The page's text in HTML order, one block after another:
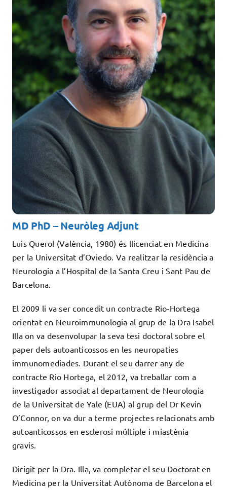
Docència
Serveis
Com col·laborar?
MD PhD – Neuròleg Adjunt
Luis Querol (València, 1980) és llicenciat en Medicina
per la Universitat d’Oviedo. Va realitzar la residència a
Neurologia a l’Hospital de la Santa Creu i Sant Pau de
Barcelona.
El 2009 li va ser concedit un contracte Rio-Hortega
orientat en Neuroimmunologia al grup de la Dra Isabel
Illa on va desenvolupar la seva tesi doctoral sobre el
paper dels autoanticossos en les neuropaties
immunomediades. Durant el seu darrer any de
contracte Rio Hortega, el 2012, va treballar com a
investigador associat al departament de Neurologia
de la Universitat de Yale (EUA) al grup del Dr Kevin
O’Connor, on va dur a terme projectes relacionats amb
autoanticossos en esclerosi múltiple i miastènia
gravis.
Dirigit per la Dra. Illa, va completar el seu Doctorat en
Medicina per la Universitat Autònoma de Barcelona el